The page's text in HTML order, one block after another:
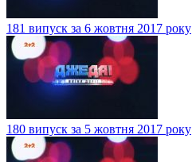
181 випуск за 6 жовтня 2017 року
180 випуск за 5 жовтня 2017 року